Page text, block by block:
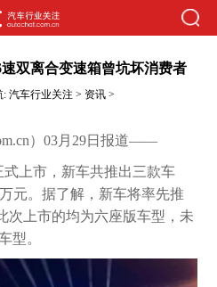
双离合变速箱曾坑坏消费者
:汽车行业关注 > 资讯 >
）03月29日报道——
上市，新车共推出三款车
元。据了解，新车将率先推
次上市的均为六座版车型，未
型。